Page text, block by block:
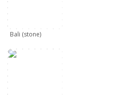
Bali (stone)